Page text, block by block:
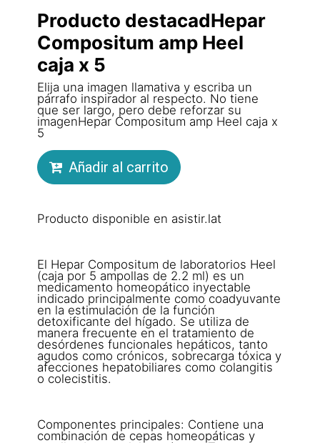
Producto destacadHepar
Compositum amp Heel
caja x 5
Elija una imagen llamativa y escriba un
párrafo inspirador al respecto. No tiene
que ser largo, pero debe reforzar su
imagenHepar Compositum amp Heel caja x
5
Añadir al carrito
Producto disponible en asistir.lat
El Hepar Compositum de laboratorios Heel
(caja por 5 ampollas de 2.2 ml) es un
medicamento homeopático inyectable
indicado principalmente como coadyuvante
en la estimulación de la función
detoxificante del hígado. Se utiliza de
manera frecuente en el tratamiento de
desórdenes funcionales hepáticos, tanto
agudos como crónicos, sobrecarga tóxica y
afecciones hepatobiliares como colangitis
o colecistitis.
Componentes principales: Contiene una
combinación de cepas homeopáticas y